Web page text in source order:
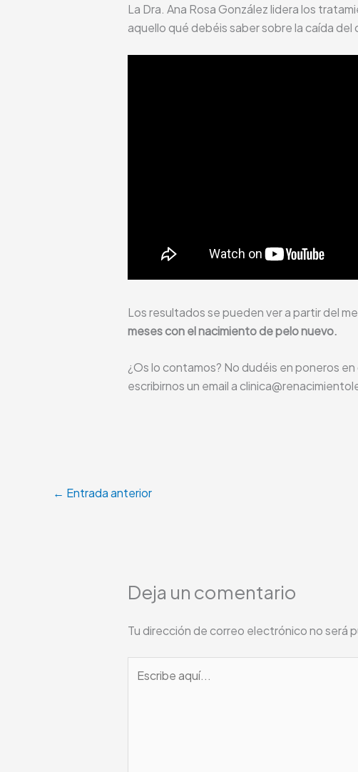
La Dra. Ana Rosa González lidera los
aquello qué debéis saber sobre la caída
Los resultados se pueden ver a partir del
meses con el nacimiento de pelo nuevo.
¿Os lo contamos? No dudéis en poneros
escribirnos un email a
← Entrada anterior
Deja un comentario
Tu dirección de correo electrónico no será
aquí...